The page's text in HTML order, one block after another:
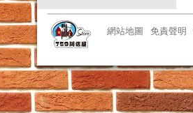
網站地圖 免責聲明